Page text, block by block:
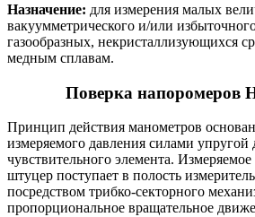
Назначение: для измерения малых
вакуумметрического и/или
газообразных, некристаллизующихся
медным сплавам.
Поверка
Принцип действия манометров
измеряемого давления силами
чувствительного элемента. Измеряемое
штуцер поступает в полость
посредством трибко-секторного
пропорциональное вращательное